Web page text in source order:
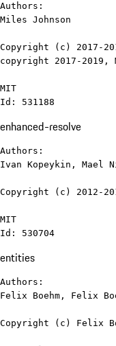
Authors:
Miles Johnson
Copyright (c) 2017-
copyright 2017-2019,
MIT
Id: 531188
enhanced-resolve
Authors:
Ivan Kopeykin, Mael
Copyright (c) 2012-
MIT
Id: 530704
entities
Authors:
Felix Boehm, Felix
Copyright (c) Felix